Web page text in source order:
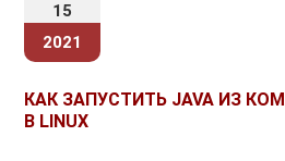
15
2021
КАК ЗАПУСТИТЬ JAVA ИЗ
В LINUX